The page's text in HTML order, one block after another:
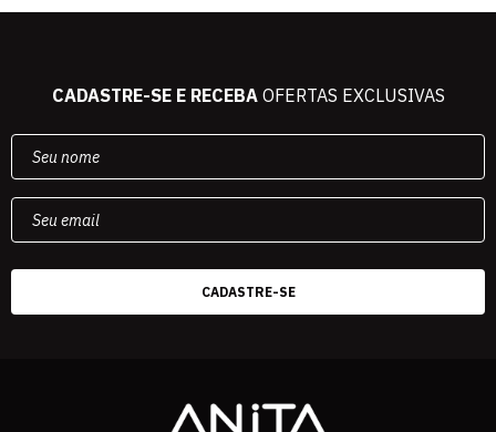
CADASTRE-SE E RECEBAOFERTAS EXCLUSIVAS